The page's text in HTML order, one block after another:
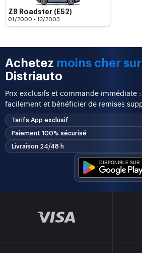
Z8 Roadster (E52)
01/2000 - 12/2003
Achetez moins cher sur
Distriauto
Prix exclusifs et commande immédiate
facilement et bénéficier de remises
Tarifs App exclusif
Paiement 100% sécurisé
Livraison 24/48 h